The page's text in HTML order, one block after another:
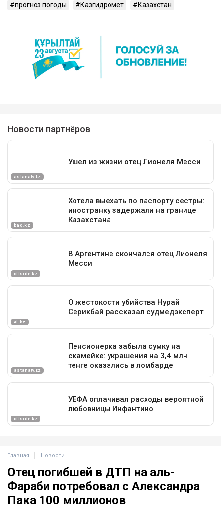
прогноз погоды Казгидромет Казахстан
Главная Новости
Отец погибшей в ДТП на аль-
Фараби потребовал с Александра
Пака 100 миллионов